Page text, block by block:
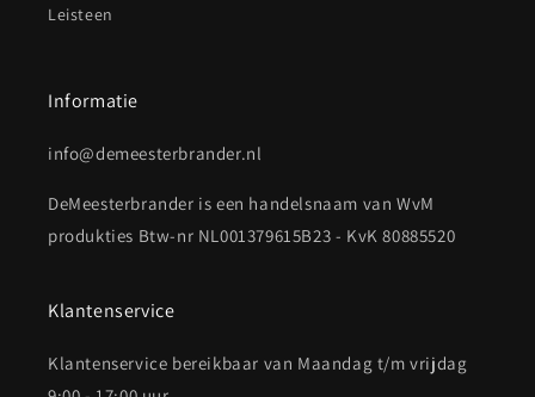
Leisteen
Informatie
info@demeesterbrander.nl
DeMeesterbrander is een handelsnaam van WvM
produkties Btw-nr NL001379615B23 - KvK 80885520
Klantenservice
Klantenservice bereikbaar van Maandag t/m vrijdag